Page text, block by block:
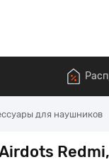
для наушников